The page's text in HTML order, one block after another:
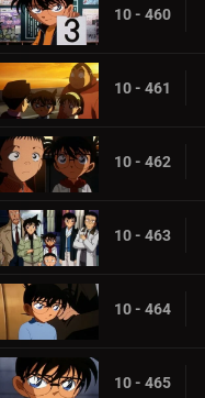
10 - 460
10 - 461
10 - 462
10 - 463
10 - 464
10 - 465